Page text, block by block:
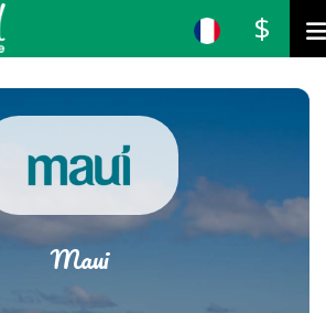
$
Maui